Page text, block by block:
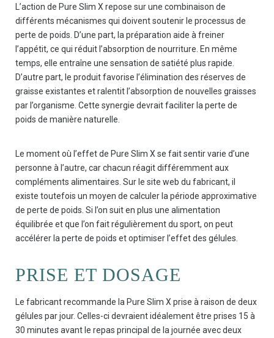
L’action de Pure Slim X repose sur une combinaison de
différents mécanismes qui doivent soutenir le processus de
perte de poids. D’une part, la préparation aide à freiner
l’appétit, ce qui réduit l’absorption de nourriture. En même
temps, elle entraîne une sensation de satiété plus rapide.
D’autre part, le produit favorise l’élimination des réserves de
graisse existantes et ralentit l’absorption de nouvelles graisses
par l’organisme. Cette synergie devrait faciliter la perte de
poids de manière naturelle.
Le moment où l’effet de Pure Slim X se fait sentir varie d’une
personne à l’autre, car chacun réagit différemment aux
compléments alimentaires. Sur le site web du fabricant, il
existe toutefois un moyen de calculer la période approximative
de perte de poids. Si l’on suit en plus une alimentation
équilibrée et que l’on fait régulièrement du sport, on peut
accélérer la perte de poids et optimiser l’effet des gélules.
PRISE ET DOSAGE
Le fabricant recommande la Pure Slim X prise à raison de deux
gélules par jour. Celles-ci devraient idéalement être prises 15 à
30 minutes avant le repas principal de la journée avec deux